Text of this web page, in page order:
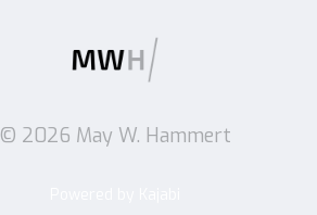
© 2026 May W. Hammert